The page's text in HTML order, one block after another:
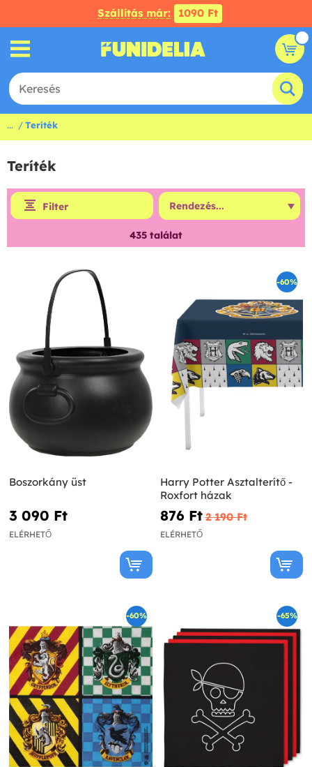
Szállítás már: 1090 Ft
... Teríték
Teríték
Filter
435 találat
Boszorkány üst
3 090 Ft‎
ELÉRHETŐ
-60%
Harry Potter Asztalterítő -
Roxfort házak
876 Ft‎ 2 190 Ft‎
ELÉRHETŐ
-60% -65%